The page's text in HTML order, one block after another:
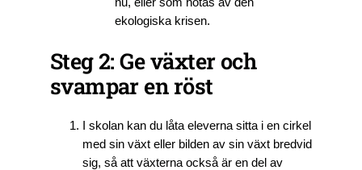
ekologiska krisen.
Steg 2: Ge växter och
svampar en röst
I skolan kan du låta eleverna sitta i en cirkel
med sin växt eller bilden av sin växt bredvid
sig, så att växterna också är en del av